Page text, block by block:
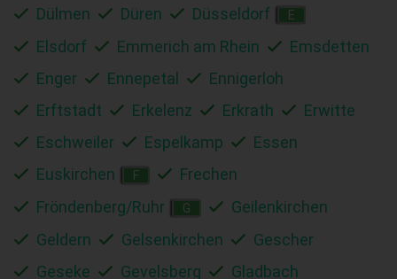
Dülmen
Düren Düsseldorf E
Elsdorf Emmerich am Rhein
Emsdetten
Enger
Ennepetal
Ennigerloh
Erftstadt
Erkelenz Erkrath
Erwitte
Eschweiler
Espelkamp
Essen
Euskirchen
F
Frechen
Fröndenberg/Ruhr
G
Geilenkirchen
Geldern
Gelsenkirchen
Gescher
Geseke
Gevelsberg Gladbach